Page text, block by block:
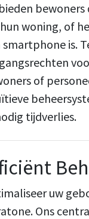
woning, of
smartphone is.
of
tijdverlies.
uw
Ons